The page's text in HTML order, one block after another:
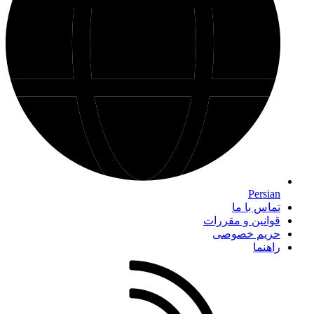
Persian
تماس با ما
قوانین و مقررات
حریم خصوصی
راهنما